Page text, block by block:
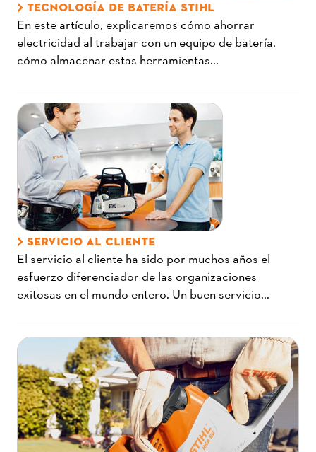
TECNOLOGÍA DE BATERÍA STIHL
En este artículo, explicaremos cómo ahorrar
electricidad al trabajar con un equipo de batería,
cómo almacenar estas herramientas...
SERVICIO AL CLIENTE
El servicio al cliente ha sido por muchos años el
esfuerzo diferenciador de las organizaciones
exitosas en el mundo entero. Un buen servicio...